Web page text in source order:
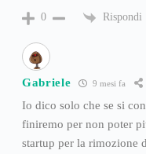
0 Rispondi
Gabriele 9 mesi fa
Io dico solo che se si
finiremo per non poter
startup per la rimozione